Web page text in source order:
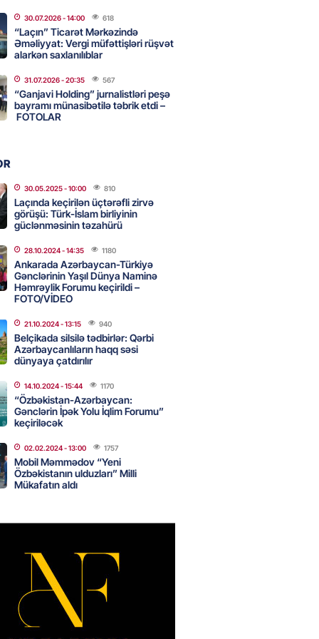
İDDİA: Şimali Koreya
120 ballistik raket yerləşdirib
- 15:15 90
musiqi terapevti
unudulmaz sənət gecəsinə
Azərbaycan ərazisini
qarşı istifadəyə imkan
- 14:45
mənzil almaq istəyənlər
imkanları var?
- 14:30 84
ofisi Pezeşkianın istefası
iddiaları təkzib etdi
- 14:15
canlıların hücumu başlayıb?
PENSİYA VƏ MÜAVİNƏTLƏR
ARTIRILACAQ? – Mühüm
- 13:45
30.07.2026- 14:00 618
“Laçın” Ticarət Mərkəzində
Əməliyyat: Vergi müfəttişləri rüşvət
alarkən saxlanılıblar
31.07.2026- 20:35 567
“Ganjavi Holding” jurnalistləri peşə
bayramı münasibətilə təbrik etdi –
FOTOLAR
30.05.2025- 10:00 810
Laçında keçirilən üçtərəfli zirvə
görüşü: Türk-İslam birliyinin
güclənməsinin təzahürü
28.10.2024- 14:35 1180
Ankarada Azərbaycan-Türkiyə
Gənclərinin Yaşıl Dünya Naminə
Həmrəylik Forumu keçirildi –
FOTO/VİDEO
21.10.2024- 13:15 940
Belçikada silsilə tədbirlər: Qərbi
Azərbaycanlıların haqq səsi
dünyaya çatdırılır
14.10.2024- 15:44 1170
“Özbəkistan-Azərbaycan:
Gənclərin İpək Yolu İqlim Forumu”
keçiriləcək
02.02.2024- 13:00 1757
Mobil Məmmədov “Yeni
Özbəkistanın ulduzları” Milli
Mükafatın aldı